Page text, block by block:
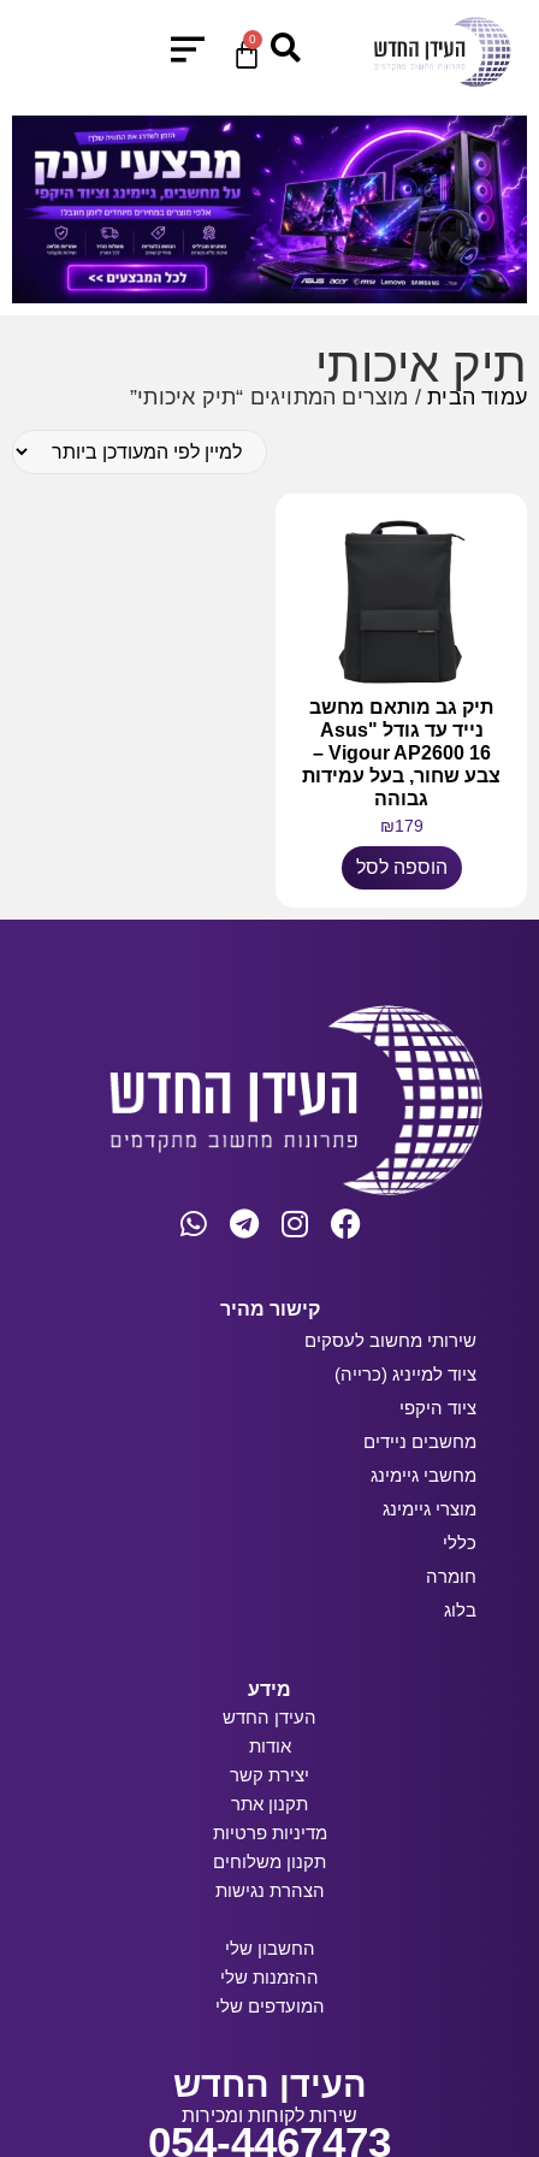
0
תיק איכותי
עמוד הבית/ מוצרים המתויגים “תיק איכותי”
תיק גב מותאם מחשב
נייד עד גודל "Asus
Vigour AP2600 16 –
צבע שחור, בעל עמידות
גבוהה
₪179
הוספה לסל
קישור מהיר
שירותי מחשוב לעסקים
ציוד למייניג (כרייה)
ציוד היקפי
מחשבים ניידים
מחשבי גיימינג
מוצרי גיימינג
כללי
חומרה
בלוג
מידע
העידן החדש
אודות
יצירת קשר
תקנון אתר
מדיניות פרטיות
תקנון משלוחים
הצהרת נגישות
החשבון שלי
ההזמנות שלי
המועדפים שלי
העידן החדש
שירות לקוחות ומכירות
054-4467473